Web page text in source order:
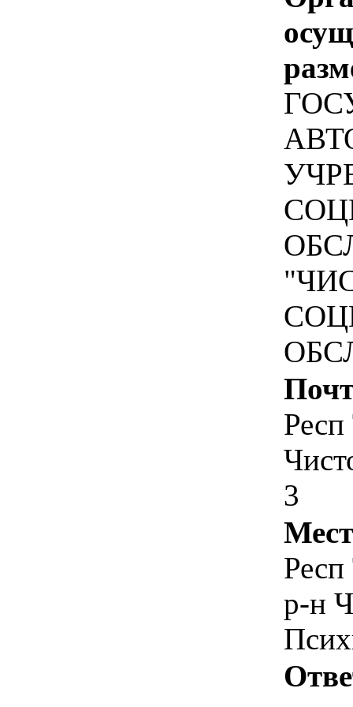
Респ
3
Респ
р-н